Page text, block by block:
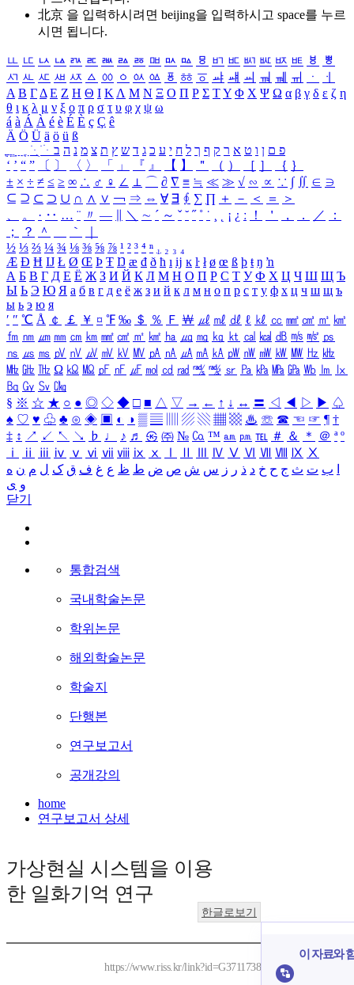
北京 을 입력하시려면 beijing을 입력하시고 space를 누르
시면 됩니다.
ㅥ ㅦ ㅧ ㅨ ㅩ ㅪ ㅫ ㅬ ㅭ ㅮ ㅯ ㅰ ㅱ ㅲ ㅳ ㅴ ㅵ ㅶ ㅷ ㅸ
ㅹ
ㅺ ㅻ ㅼ ㅽ ㅾ ㅿ ㆀ ㆁ ㆂ ㆃ ㆄ ㆅ ㆆ ㆇ ㆈ ㆉ ㆊ ㆋ ㆌ ㆍ
ㆎ
Α Β ΓΔ Ε Ζ Η Θ Ι ΚΛ Μ Ν Ξ Ο Π Ρ Σ ΤΥ Φ Χ Ψ Ω α β γ δ ε ζ η
θ ι κ λ μ ν ξ ο π ρ σ τ υ φ χ ψ ω
á à Á À é è É È ç Ç ê
Ä Ö Ü ä ö ü ß
ִֶֹ ֻּ ׁׂ פ ם ן ו ט א ר ק ף ך ל ח י ע כ ג ד ש ץ ת צ מ נ ה ב
‘ ’ “ ” 〔 〕 〈 〉 「 」 『 』 【 】 ＂ （ ） ［ ］ ｛ ｝
± × ÷ ≠ ≤ ≥ ∞ ∴ ♂ ♀ ∠ ⊥ ⌒ ∂ ∇ ≡ ≒ ≪ ≫ √ ∽ ∝ ∵ ∫ ∬ ∈ ∋
⊆ ⊇ ⊂ ⊃ ∪ ∩ ∧ ∨ ￢ ⇒ ⇔ ∀ ∃ ∮ ∑ ∏ ＋ － ＜ ＝
＞
、
。 · ‥ … ¨ 〃 ― ＼ ∼ ´ ～ ˇ ˘ ˝ ˚ ˙ ¸ ¡ ¿ ː ！ ＇ ， ． ／
：
；
？ ＾ ｀
½ ⅓ ⅔ ¼ ¾ ⅛ ⅜ ⅝ ⅞ ¹ ² ³ ⁴ ⁿ ₁ ₂ ₃ ₄
Æ Ð Ħ Ĳ Ł Ø Œ Þ Ŧ Ŋ æ đ ð ħ ı ĳ ĸ ŀ ł ø œ ß þ ŧ ŋ ŉ
А Б В Г Д Е Ё Ж З И Й К Л М Н О П Р С Т У Ф Х Ц Ч Ш Щ Ъ
Ы Ь Э Ю Я а б в г д е ё ж з и й к л м н о п р с т у ф х ц ч ш щ ъ
ы ь э ю я
′ ″ ℃ Å ￠ ￡ ￥ ¤ ℉ ‰ ＄ ％ Ｆ ￦ ㎕ ㎖ ㎗ ℓ ㎘ ㏄ ㎣ ㎤ ㎥ ㎦
㎙ ㎚ ㎛ ㎜ ㎝ ㎞ ㎟ ㎠ ㎡ ㎢ ㏊ ㎍ ㎎ ㎏ ㏏ ㎈ ㎉ ㏈ ㎧ ㎨ ㎰
㎱ ㎲ ㎳ ㎴ ㎵ ㎶ ㎷ ㎸ ㎹ ㎀ ㎁ ㎂ ㎃ ㎄ ㎺ ㎻ ㎽ ㎾ ㎿ ㎐ ㎑
㎒ ㎓ ㎔ Ω ㏀ ㏁ ㎊ ㎋ ㎌ ㏖ ㏅ ㎭ ㎮ ㎯ ㏛ ㎩ ㎪ ㎫ ㎬ ㏝ ㏐
㏓
㏃ ㏉ ㏜ ㏆
§ ※ ☆ ★ ○ ● ◎ ◇ ◆ □ ■ △ ▽ → ← ↑ ↓ ↔ 〓 ◁ ◀ ▷ ▶ ♤
♠ ♡ ♥ ♧ ♣ ⊙ ◈ ▣ ◐ ◑ ▒ ▤ ▨ ▧ ▦ ▩ ♨ ☏ ☎ ☜ ☞ ¶ †
‡ ↕ ↗ ↙ ↖ ↘ ♭ ♩ ♪ ♬ ㉿ ㈜ № ㏇ ™ ㏂ ㏘ ℡ ＃ ＆ ＊ ＠ ª º
ⅰ
ⅱ ⅲ ⅳ ⅴ ⅵ ⅶ ⅷ ⅸ ⅹ Ⅳ Ⅴ Ⅵ Ⅶ Ⅷ Ⅸ Ⅹ
ب ت ث ج ح خ د ذ ر ز س ش ص ض ط ظ ع غ ف ق ک ل م ن ه
و ی
닫기
통합검색
국내학술논문
학위논문
해외학술논문
학술지
단행본
연구보고서
공개강의
home
연구보고서 상세
가상현실 시스템을 이용
한 일화기억 연구
한글로보기
https://www.riss.kr/link?id=G3711738
이 자료와